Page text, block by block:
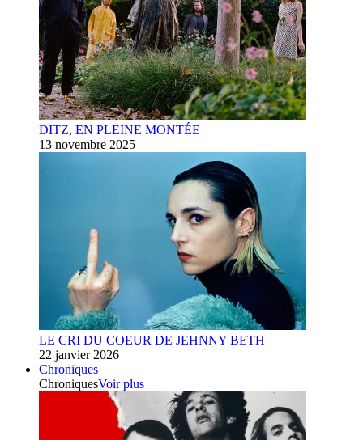
DITZ, EN PLEINE MONTÉE
13 novembre 2025
LE CRI DU COEUR DE JEHNNY BETH
22 janvier 2026
Chroniques
ChroniquesVoir plus